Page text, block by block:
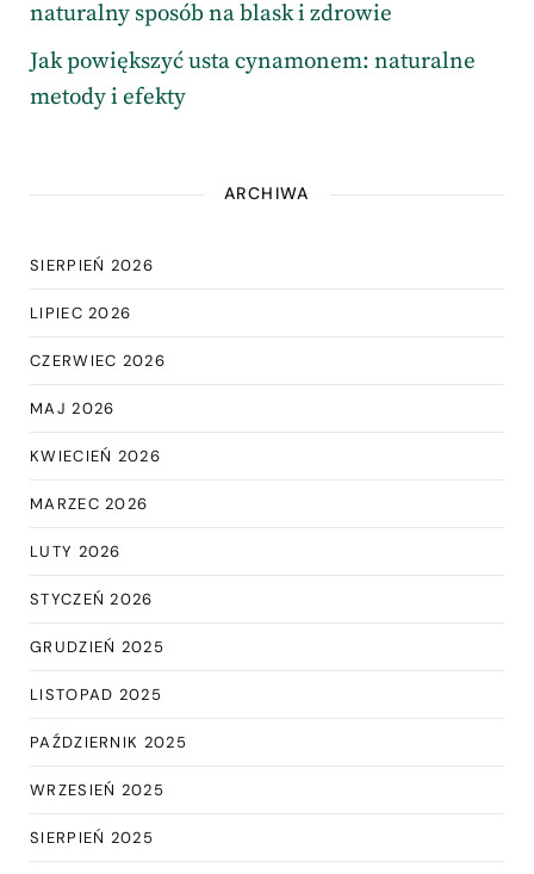
naturalny sposób na blask i zdrowie
Jak powiększyć usta cynamonem: naturalne
metody i efekty
ARCHIWA
SIERPIEŃ 2026
LIPIEC 2026
CZERWIEC 2026
MAJ 2026
KWIECIEŃ 2026
MARZEC 2026
LUTY 2026
STYCZEŃ 2026
GRUDZIEŃ 2025
LISTOPAD 2025
PAŹDZIERNIK 2025
WRZESIEŃ 2025
SIERPIEŃ 2025